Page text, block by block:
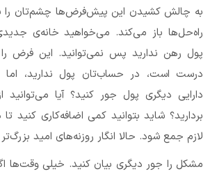
به چالش کشیدن این پیش‌فرض‌ها چشم‌تان را
راه‌حل‌ها باز می‌کند. می‌خواهید خانه‌ی
پول رهن ندارید پس نمی‌توانید. این فرض
درست است، در حساب‌تان پول ندارید،
دارایی دیگری پول جور کنید؟ آیا می‌توانید
بردارید؟ شاید بتوانید کمی اضافه‌کاری کنید
لازم جمع شود. حالا انگار روزنه‌های امید
مشکل را جور دیگری بیان کنید. خیلی وقت‌ها